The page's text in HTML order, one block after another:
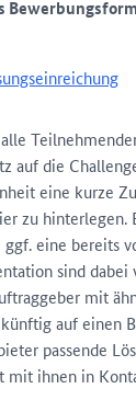
auf die
eine kurze
zu
eine bereits
sind dabei
mit
auf einen
passende
mit ihnen in